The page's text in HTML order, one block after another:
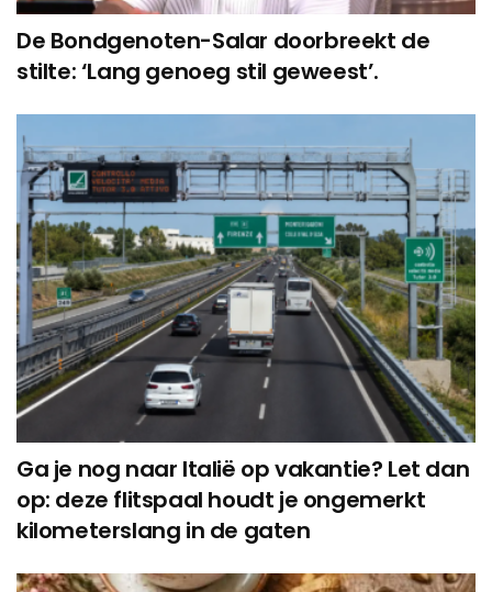
De Bondgenoten-Salar doorbreekt de
stilte: ‘Lang genoeg stil geweest’.
Ga je nog naar Italië op vakantie? Let dan
op: deze flitspaal houdt je ongemerkt
kilometerslang in de gaten